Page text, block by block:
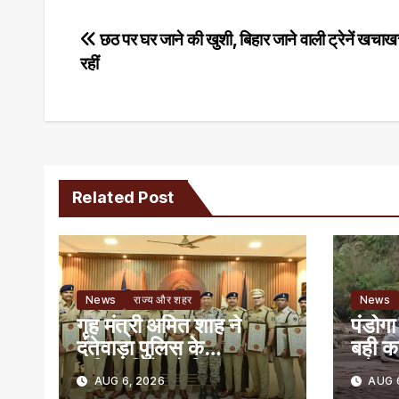
Post
navigation
छठ पर घर जाने की खुशी, बिहार जाने वाली ट्रेनें
रहीं
Related Post
News राज्य और शहर
गृह मंत्री अमित शाह ने
दंतेवाड़ा पुलिस के
अधिकारियों को किया
सम्मानित
AUG 6, 2026
News
बही
बचेAUG